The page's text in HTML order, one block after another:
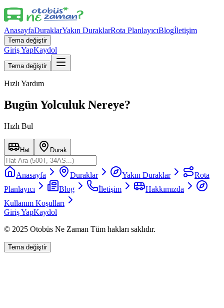
AnasayfaDuraklarYakın DuraklarRota PlanlayıcıBlogİletişim
Tema değiştir
Giriş YapKaydol
Tema değiştir
Hızlı Yardım
Bugün Yolculuk Nereye?
Hızlı Bul
Hat Durak
Anasayfa Duraklar Yakın Duraklar
Rota
Planlayıcı
Blog İletişim
Hakkımızda
Kullanım Koşulları
Giriş YapKaydol
© 2025 Otobüs Ne Zaman Tüm hakları saklıdır.
Tema değiştir